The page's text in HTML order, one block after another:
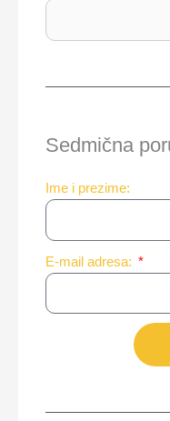
Search
Sedmična
Ime i prezime:
E-mail adresa: